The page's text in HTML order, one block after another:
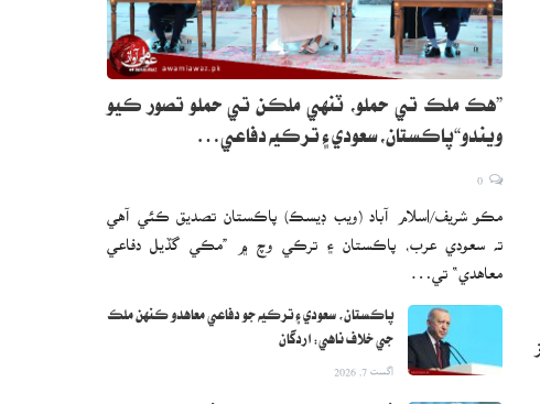
”هڪ ملڪ تي حملو، ٽنهي ملڪن تي حملو تصور ڪيو
ويندو“پاڪستان، سعودي ۽ ترڪيه دفاعي…
مڪو شريف/اسلام آباد (ويب ڊيسڪ) پاڪستان تصديق ڪئي آهي
ته سعودي عرب، پاڪستان ۽ ترڪي وچ ۾ ”مڪي گڏيل دفاعي
معاهدي“ تي…
پاڪستان، سعودي ۽ ترڪيه جو دفاعي معاهدو ڪنهن ملڪ
جي خلاف ناهي: اردگان
اگست 7, 2026